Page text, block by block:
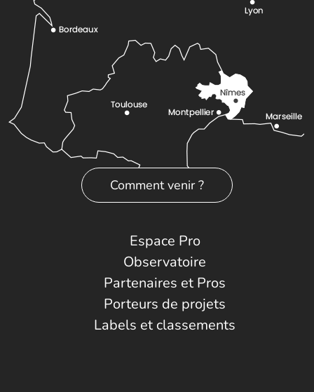
Comment venir ?
Espace Pro
Observatoire
Partenaires et Pros
Porteurs de projets
Labels et classements